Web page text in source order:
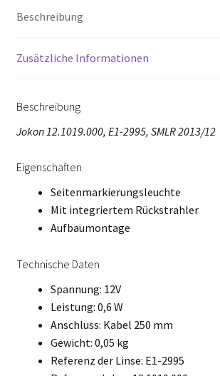
Beschreibung
Zusätzliche Informationen
Beschreibung
Jokon 12.1019.000, E1-2995, SMLR 2013/12
Eigenschaften
Seitenmarkierungsleuchte
Mit integriertem Rückstrahler
Aufbaumontage
Technische Daten
Spannung: 12V
Leistung: 0,6 W
Anschluss: Kabel 250 mm
Gewicht: 0,05 kg
Referenz der Linse: E1-2995